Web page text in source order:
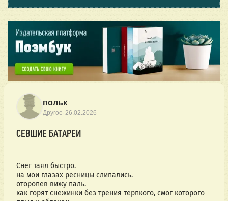
польк
Другое ·26.02.2026
СЕВШИЕ БАТАРЕИ
Снег таял быстро.
на мои глазах ресницы слипались.
оторопев вижу паль.
как горят снежинки без трения терпкого, смог которого